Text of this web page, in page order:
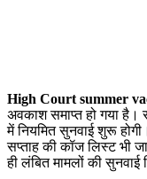
High Court summer
अवकाश समाप्त हो गया है।
में नियमित सुनवाई शुरू
सप्ताह की कॉज लिस्ट भी
ही लंबित मामलों की